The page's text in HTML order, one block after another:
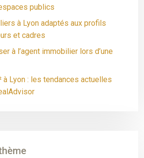
publics
à Lyon adaptés aux profils
et cadres
à l’agent immobilier lors d’une
à Lyon : les tendances actuelles